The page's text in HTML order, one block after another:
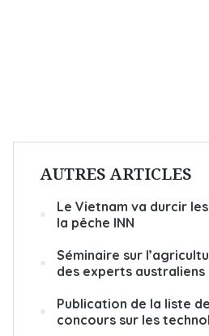
AUTRES ARTICLES
Le Vietnam va durcir
la pêche INN
Séminaire sur
des experts australiens
Publication de la liste
concours sur les